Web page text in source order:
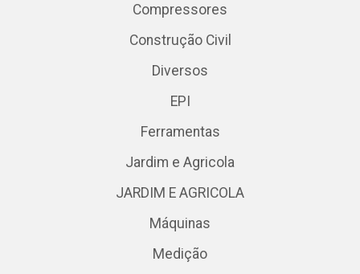
Compressores
Construção Civil
Diversos
EPI
Ferramentas
Jardim e Agricola
JARDIM E AGRICOLA
Máquinas
Medição